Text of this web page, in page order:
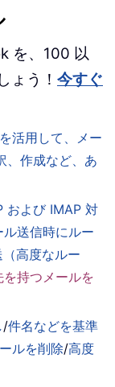
を、100 以
ょう！ 今すぐ
活用して、メー
、作成など、あ
および IMAP 対
ル送信時にルー
（高度なルー
持つメールを
/件名などを基準
ルを削除/高度